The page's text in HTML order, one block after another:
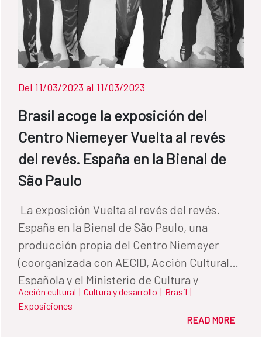
Del 11/03/2023 al 11/03/2023
Brasil acoge la exposición del
Centro Niemeyer Vuelta al revés
del revés. España en la Bienal de
São Paulo
España en la Bienal de São Paulo, una
producción propia del Centro Niemeyer
(coorganizada con AECID, Acción Cultural
Española y el Ministerio de Cultura y
Deporte), es la segunda muestra del centro
cultural avilesino que se expondrá en el
Acción cultural | Cultura y desarrollo | Brasil |
Exposiciones
READ MORE